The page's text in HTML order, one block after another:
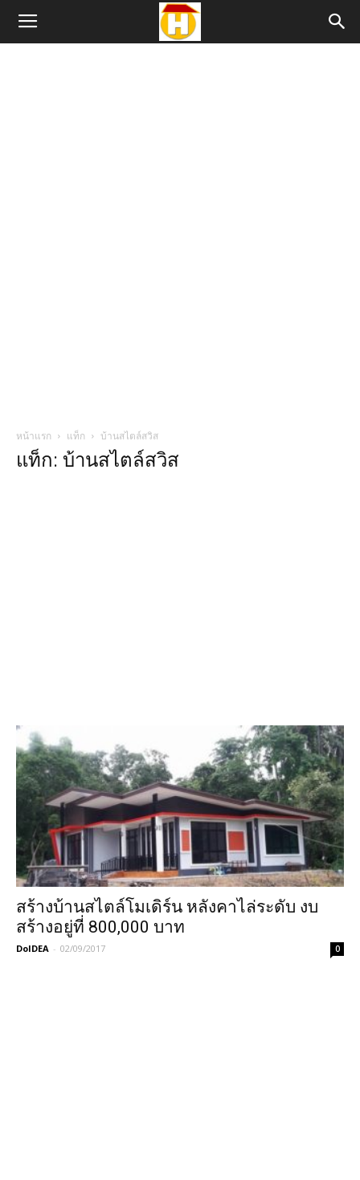
หน้าแรก แท็ก บ้านสไตล์สวิส
แท็ก: บ้านสไตล์สวิส
สร้างบ้านสไตล์โมเดิร์น หลังคาไล่ระดับ งบ
สร้างอยู่ที่ 800,000 บาท
DoIDEA - 02/09/2017 0